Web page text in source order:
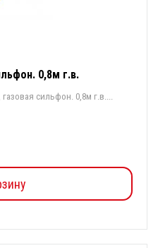
0,8м г.в.
сильфон. 0,8м г.в....